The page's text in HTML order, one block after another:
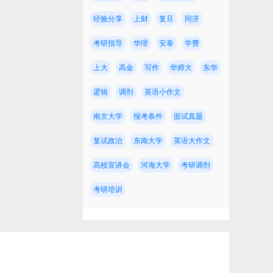
经验分享 上财 复旦 同济
考研指导 华理 安泰 学费
上大 高金 写作 华师大 东华
逻辑 调剂 英语小作文
南京大学 报考条件 面试真题
复试政治 东南大学 英语大作文
高校宣讲会 河海大学 考研调剂
考研培训